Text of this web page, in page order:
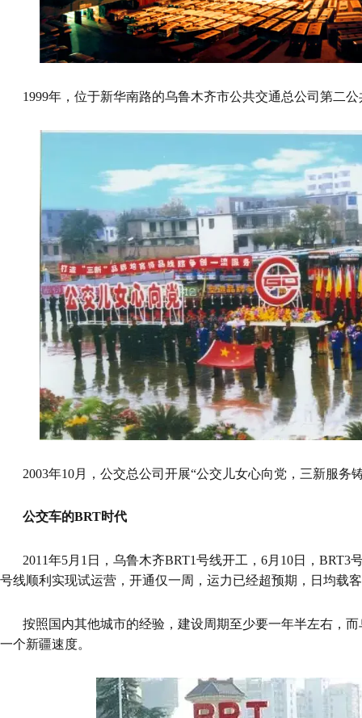
1999年，位于新华南路的乌鲁木齐市公共交通总公司第二
2003年10月，公交总公司开展“公交儿女心向党，三新服务
公交车的BRT时代
2011年5月1日，乌鲁木齐BRT1号线开工，6月10日，BRT3
号线顺利实现试运营，开通仅一周，运力已经超预期，日均载
按照国内其他城市的经验，建设周期至少要一年半左右，
一个新疆速度。